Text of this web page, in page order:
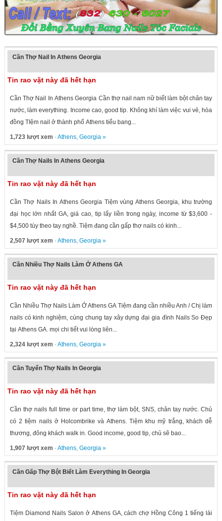
Cần Thợ Nail In Athens Georgia
Tin rao vặt này đã hết hạn
Cần Thợ Nail In Athens Georgia Cần thợ nail nam nữ biết làm bột chân tay
nước, làm everything. Income cao, good tip. Không khí làm việc vui vẻ, hòa
đồng TIệm nail ở thành phố Athens tiểu bang...
1,723 lượt xem · Athens, Georgia»
Cần Thợ Nails In Athens Georgia
Tin rao vặt này đã hết hạn
Cần Thợ Nails In Athens Georgia Tiệm vùng Athens Georgia, khu trường
đại học lớn nhất GA, giá cao, tip lấy liền trong ngày, income từ $3,600 -
$4,500 tùy theo tay nghề. Tiệm đang cần gấp thợ nails có kinh...
2,507 lượt xem · Athens, Georgia»
Cần Nhiều Thợ Nails Làm Ở Athens GA
Tin rao vặt này đã hết hạn
Cần Nhiều Thợ Nails Làm Ở Athens GA Tiệm đang cần nhiều Anh / Chị làm
nails có kinh nghiệm, cùng chung tay xây dựng đại gia đình Nails So Đẹp
tại Athens GA. mọi chi tiết vui lòng liên...
2,324 lượt xem · Athens, Georgia»
Cần Tuyển Thợ Nails In Georgia
Tin rao vặt này đã hết hạn
Cần thợ nails full time or part time, thợ làm bột, SNS, chân tay nước. Chủ
có 2 tiệm nails ở Holcombrike và Athens. Tiệm khu mỹ trắng, khách dễ
thương, đông khách walk in. Good income, good tip, chủ sẽ bao...
1,907 lượt xem · Athens, Georgia»
Cần Gấp Thợ Bột Biết Làm Everything In Georgia
Tin rao vặt này đã hết hạn
Tiệm Diamond Nails Salon ở Athens GA, cách chợ Hồng Công 1 tiếng lái